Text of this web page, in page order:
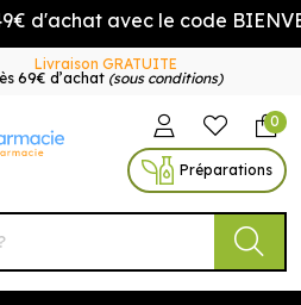
d'achat avec le code
Livraison GRATUITE
69€ d’achat (sous conditions)
Autour de la Pharmacie
0
Préparations